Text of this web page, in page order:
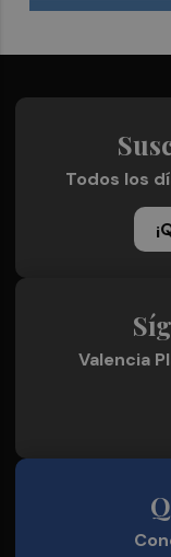
Todos los
Valencia